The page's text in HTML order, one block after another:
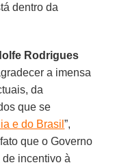
dentro da
Rodrigues
a imensa
da
que se
e do Brasil”,
que o Governo
incentivo à